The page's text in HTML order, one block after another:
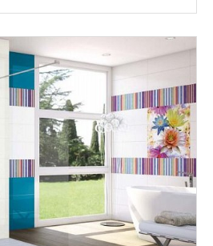
Під мозаїку;